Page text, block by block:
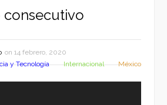
consecutivo
on 14 febrero, 2020
y Tecnología
Internacional México